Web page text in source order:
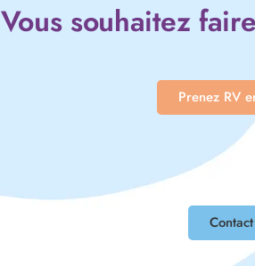
Vous souhaitez
Prenez RV